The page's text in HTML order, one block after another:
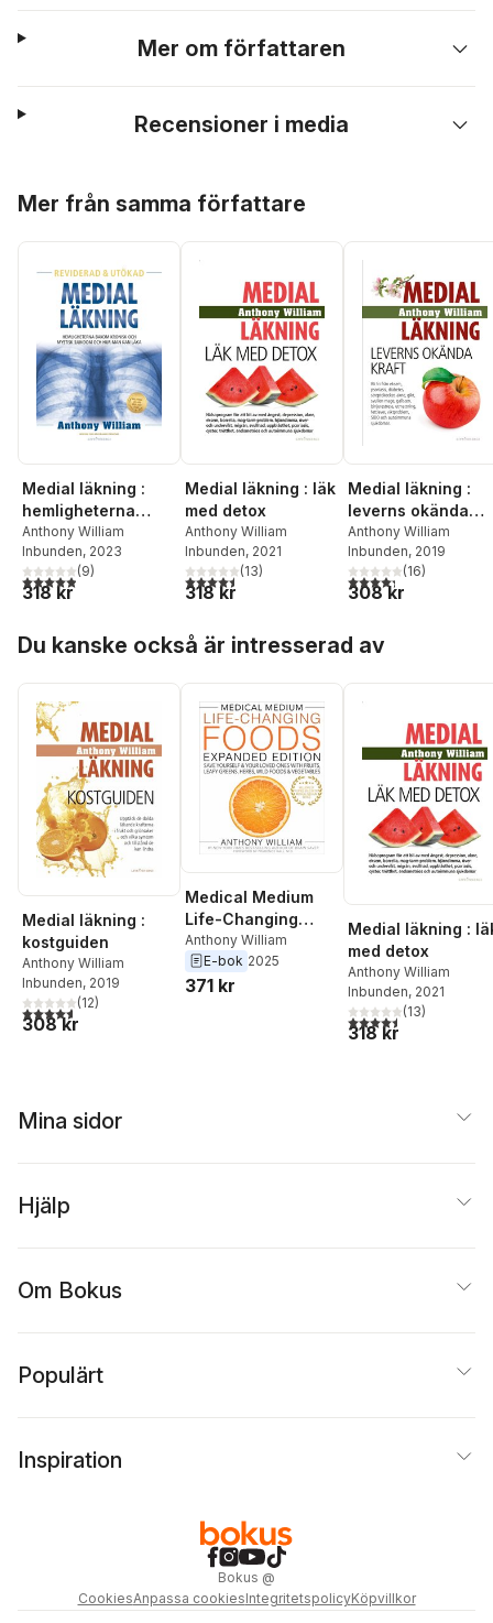
Mer om författaren
Recensioner i media
Mer från samma författare
Medial läkning :
hemligheterna
bakom kronisk och
mystisk sjukdom
och hur man kan
läka
Anthony William
Inbunden, 2023
4,9utav 5 stjärnor. Totalt antal röster:
(9)
318 kr
Medial läkning : läk
med detox
Anthony William
Inbunden, 2021
4,5utav 5 stjärnor. Totalt antal röster:
(13)
318 kr
Medial läkning :
leverns okända
kraft
Anthony William
Inbunden, 2019
4,3utav 5 stjärnor.
(16)
308 kr
Du kanske också är intresserad av
Medial läkning :
kostguiden
Anthony William
Inbunden, 2019
4,6utav 5 stjärnor. Totalt antal röster:
(12)
308 kr
Medical Medium
Life-Changing
Foods Expanded
Edition
Anthony William
E-bok 2025
371 kr
Medial läkning :
med detox
Anthony William
Inbunden, 2021
4,5utav 5 stjärnor.
(13)
318 kr
Mina sidor
Hjälp
Om Bokus
Populärt
Inspiration
Bokus @
CookiesAnpassa cookiesIntegritetspolicyKöpvillkor